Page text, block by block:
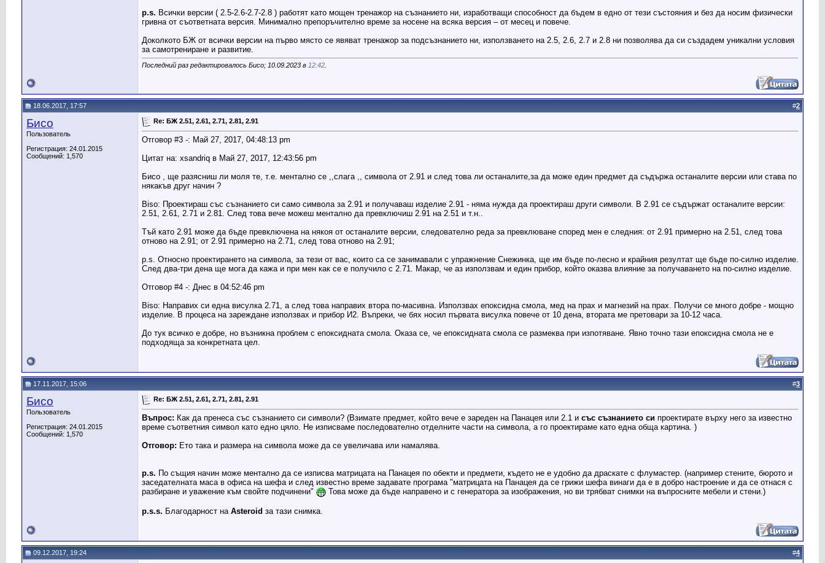
p.s. Всички версии ( 2.5-2.6-2.7-2.8 ) работят като мощен тренажор на съзнанието ни, изработващи способност да бъдем в едно от тези състояния и без да носим физически
гривна от съответната версия. Минимално препоръчително време за носене на всяка версия – от месец и повече.
Доколкото БЖ от всички версии на първо място се явяват тренажор за подсъзнанието ни, използването на 2.5, 2.6, 2.7 и 2.8 ни позволява да си създадем уникални условия
за самотрениране и развитие.
Последний раз редактировалось Бисо; 10.09.2023 в 12:42
18.06.2017, 17:57 #2
Бисо
Пользователь
Регистрация: 24.01.2015
Сообщений: 1,570
Re: БЖ 2.51, 2.61, 2.71, 2.81, 2.91
Отговор #3 -: Май 27, 2017, 04:48:13 pm
Цитат на: xsandriq в Май 27, 2017, 12:43:56 pm
Бисо , ще разясниш ли моля те, т.е. ментално се ,,слага ,, символа от 2.91 и след това ли останалите,за да може един предмет да съдържа останалите версии или става по
някакъв друг начин ?
Biso: Проектираш със съзнанието си само символа за 2.91 и получаваш изделие 2.91 - няма нужда да проектираш други символи. В 2.91 се съдържат останалите версии:
2.51, 2.61, 2.71 и 2.81. След това вече можеш ментално да превключиш 2.91 на 2.51 и т.н..
Тъй като 2.91 може да бъде превключена на някоя от останалите версии, следователно реда за превклюване според мен е следния: от 2.91 примерно на 2.51, след това
отново на 2.91; от 2.91 примерно на 2.71, след това отново на 2.91;
p.s. Относно проектирането на символа, за тези от вас, които са се занимавали с упражнение Снежинка, ще им бъде по-лесно и крайния резултат ще бъде по-силно изделие.
След два-три дена ще мога да кажа и при мен как се е получило с 2.71. Макар, че аз използвам и един прибор, който оказва влияние за получаването на по-силно изделие.
Отговор #4 -: Днес в 04:52:46 pm
Biso: Направих си една висулка 2.71, а след това направих втора по-масивна. Използвах епоксидна смола, мед на прах и магнезий на прах. Получи се много добре - мощно
изделие. В процеса на зареждане използвах и прибор И2. Въпреки, че бях носил първата висулка повече от 10 дена, втората ме претовари за 10-12 часа.
До тук всичко е добре, но възникна проблем с епоксидната смола. Оказа се, че епоксидната смола се размеква при изпотяване. Явно точно тази епоксидна смола не е
подходяща за конкретната цел.
17.11.2017, 15:06 #3
Бисо
Пользователь
Регистрация: 24.01.2015
Сообщений: 1,570
Re: БЖ 2.51, 2.61, 2.71, 2.81, 2.91
Въпрос: Как да пренеса със съзнанието си символи? (Взимате предмет, който вече е зареден на Панацея или 2.1 и със съзнанието си проектирате върху него за известно
време съответния символ като едно цяло. Не изписваме последователно отделните части на символа, а го проектираме като една обща картина. )
Отговор: Ето така и размера на символа може да се увеличава или намалява.
p.s. По същия начин може ментално да се изписва матрицата на Панацея по обекти и предмети, където не е удобно да драскате с флумастер. (например стените, бюрото и
заседателната маса в офиса на шефа и след известно време задавате програма "матрицата на Панацея да се грижи шефа винаги да е в добро настроение и да се отнася с
разбиране и уважение към свойте подчинени"
Това може да бъде направено и с генератора за изображения, но ви трябват снимки на въпросните мебели и стени.)
p.s.s. Благодарност на Asteroid за тази снимка.
09.12.2017, 19:24 #4